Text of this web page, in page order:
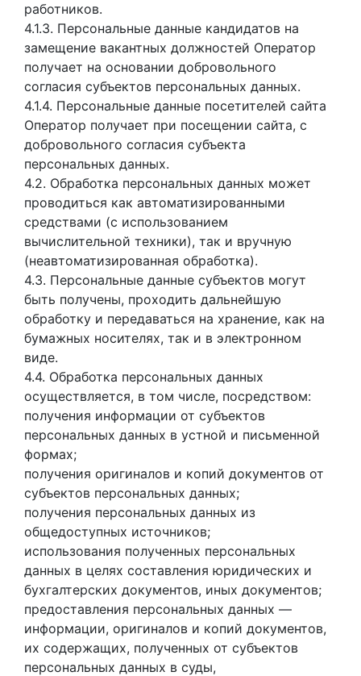
работников.
4.1.3. Персональные данные кандидатов на
замещение вакантных должностей Оператор
получает на основании добровольного
согласия субъектов персональных данных.
4.1.4. Персональные данные посетителей сайта
Оператор получает при посещении сайта, с
добровольного согласия субъекта
персональных данных.
4.2. Обработка персональных данных может
проводиться как автоматизированными
средствами (с использованием
вычислительной техники), так и вручную
(неавтоматизированная обработка).
4.3. Персональные данные субъектов могут
быть получены, проходить дальнейшую
обработку и передаваться на хранение, как на
бумажных носителях, так и в электронном
виде.
4.4. Обработка персональных данных
осуществляется, в том числе, посредством:
получения информации от субъектов
персональных данных в устной и письменной
формах;
получения оригиналов и копий документов от
субъектов персональных данных;
получения персональных данных из
общедоступных источников;
использования полученных персональных
данных в целях составления юридических и
бухгалтерских документов, иных документов;
предоставления персональных данных —
информации, оригиналов и копий документов,
их содержащих, полученных от субъектов
персональных данных в суды,